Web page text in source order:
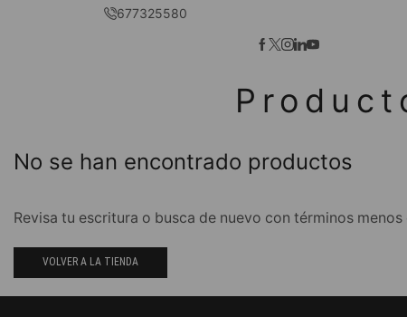
677325580
No se han encontrado productos
Revisa tu escritura o busca de nuevo con términos
VOLVER A LA TIENDA